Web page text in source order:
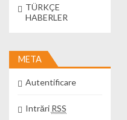
TÜRKÇE
HABERLER
META
Autentificare
Intrări RSS